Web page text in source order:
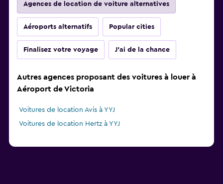
Agences de location de voiture alternatives
Aéroports alternatifs Popular cities
Finalisez votre voyage J'ai de la chance
Autres agences proposant des voitures à louer à
Aéroport de Victoria
Voitures de location Avis à YYJ
Voitures de location Hertz à YYJ